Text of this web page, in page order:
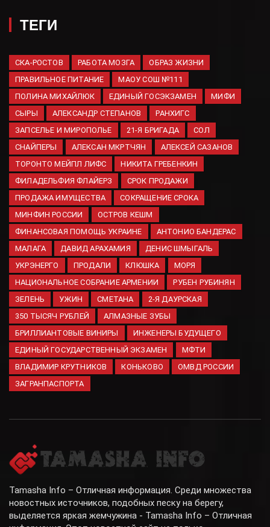
Даурской 06/08/2026 – Новости
06.08.2026
Вместо маринованных
огурцов — жемчужный чеснок
на зиму: и к мясу, и к
картошке, и просто как
закуска, пальчики оближешь
06.08.2026
Финансист объяснил, как
уберечь накопления в 2026
году
06.08.2026
ВС России поразили
логистическую
инфраструктуру ВСУ
06.08.2026
ТЕГИ
СКА-РОСТОВ РАБОТА МОЗГА
ОБРАЗ ЖИЗНИ
ПРАВИЛЬНОЕ ПИТАНИЕ
МАОУ СОШ №111
ПОЛИНА МИХАЙЛЮК
ЕДИНЫЙ ГОСЭКЗАМЕН
МИФИ
СЫРЫ
АЛЕКСАНДР СТЕПАНОВ
РАНХИГС
ЗАПСЕЛЬЕ И МИРОПОЛЬЕ
21-Я БРИГАДА
СОЛ
СНАЙПЕРЫ
АЛЕКСАН МКРТЧЯН
АЛЕКСЕЙ САЗАНОВ
ТОРОНТО МЕЙПЛ ЛИФС
НИКИТА ГРЕБЕНКИН
ФИЛАДЕЛЬФИЯ ФЛАЙЕРЗ
СРОК ПРОДАЖИ
ПРОДАЖА ИМУЩЕСТВА
СОКРАЩЕНИЕ СРОКА
МИНФИН РОССИИ
ОСТРОВ КЕШМ
ФИНАНСОВАЯ ПОМОЩЬ УКРАИНЕ
АНТОНИО БАНДЕРАС
МАЛАГА
ДАВИД АРАХАМИЯ
ДЕНИС ШМЫГАЛЬ
УКРЭНЕРГО
ПРОДАЛИ КЛЮШКА
МОРЯ
НАЦИОНАЛЬНОЕ СОБРАНИЕ АРМЕНИИ
РУБЕН РУБИНЯН
ЗЕЛЕНЬ
УЖИН СМЕТАНА
2-Я ДАУРСКАЯ
350 ТЫСЯЧ РУБЛЕЙ
АЛМАЗНЫЕ ЗУБЫ
БРИЛЛИАНТОВЫЕ ВИНИРЫ
ИНЖЕНЕРЫ БУДУЩЕГО
ЕДИНЫЙ ГОСУДАРСТВЕННЫЙ ЭКЗАМЕН
МФТИ
ВЛАДИМИР КРУТНИКОВ
КОНЬКОВО
ОМВД РОССИИ
ЗАГРАНПАСПОРТА
Tamasha Info – Отличная информация. Среди множества
новостных источников, подобных песку на берегу,
выделяется яркая жемчужина - Tamasha Info – Отличная